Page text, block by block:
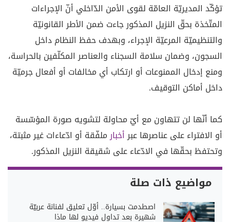
تؤكّد المديريّة العامّة لقوى الأمن الدّاخلي أنّ الإجراءات
المتّخذة بحقّ النزيل المذكور جاءت ضمن الأطر القانونيّة
والتنظيميّة المرعيّة الإجراء، وبهدف حفظ النظام داخل
السجون، وضمان سلامة السجناء والعناصر المكلّفين بالحراسة،
ومنع إدخال الممنوعات أو ارتكاب أي مخالفات أو أفعال جرميّة
داخل أماكن التوقيف.
كما أنّها لن تتهاون مع أيّ محاولة لتشويه صورة المؤسّسة
أو الافتراء على عناصرها عبرأخبارملفّقة أو ادّعاءات غير مثبتة،
وتحتفظ بحقّها في الادّعاء على شقيقة النزيل المذكور.
مواضيع ذات صلة
اصطدمت بسيارة.. أوّل تعليق لفنانة عربيّة
شهيرة بعد تداول فيديو لها ماذا